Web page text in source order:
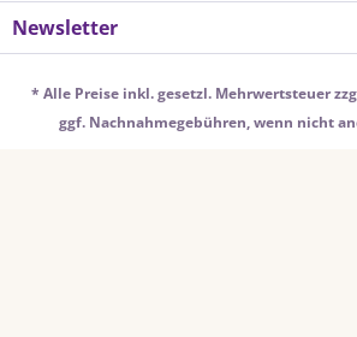
Newsletter
* Alle Preise inkl. gesetzl. Mehrwertsteuer
ggf. Nachnahmegebühren, wenn nicht